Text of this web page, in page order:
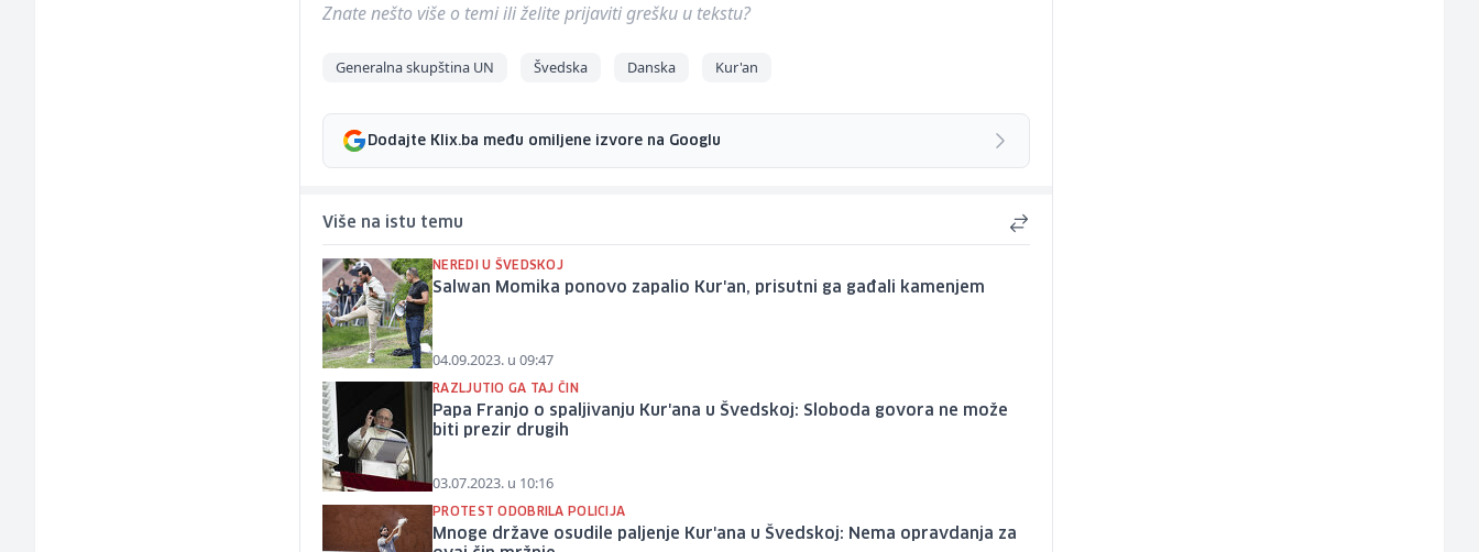
Znate nešto više o temi ili želite prijaviti grešku u tekstu?
Generalna skupština UN Švedska Danska Kur'an
Dodajte Klix.ba među omiljene izvore na Googlu
Više na istu temu
NEREDI U ŠVEDSKOJ
Salwan Momika ponovo zapalio Kur'an, prisutni ga gađali kamenjem
04.09.2023. u 09:47
RAZLJUTIO GA TAJ ČIN
Papa Franjo o spaljivanju Kur'ana u Švedskoj: Sloboda govora ne može
biti prezir drugih
03.07.2023. u 10:16
PROTEST ODOBRILA POLICIJA
Mnoge države osudile paljenje Kur'ana u Švedskoj: Nema opravdanja za